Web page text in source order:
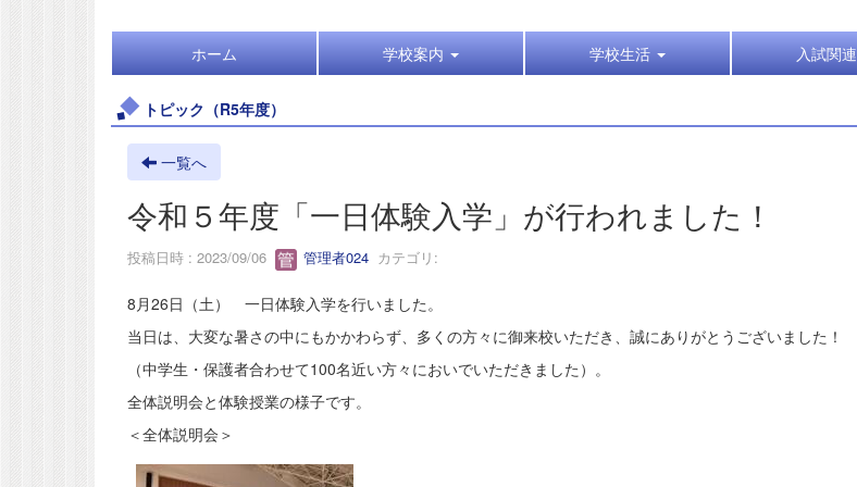
ホーム 学校案内 学校生活 入試関連
トピック（R5年度）
一覧へ
令和５年度「一日体験入学」が行われました！
投稿日時 : 2023/09/06 管理者024 カテゴリ:
8月26日（土） 一日体験入学を行いました。
当日は、大変な暑さの中にもかかわらず、多くの方々に御来校いただき、誠にありがとうございました！
（中学生・保護者合わせて100名近い方々においでいただきました）。
全体説明会と体験授業の様子です。
＜全体説明会＞